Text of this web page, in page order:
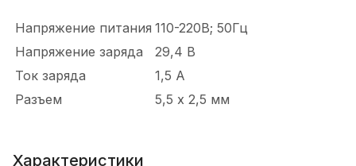
Напряжение питания 110-220В; 50Гц
Напряжение заряда
29,4 В
Ток заряда
1,5 А
Разъем
5,5 х 2,5 мм
Характеристики